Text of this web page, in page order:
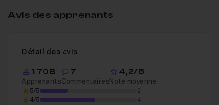
Avis des apprenants
Détail des avis
1 708
Apprenants
7
Commentaires
4,2/5
Note moyenne
5/5
2
4/5
4